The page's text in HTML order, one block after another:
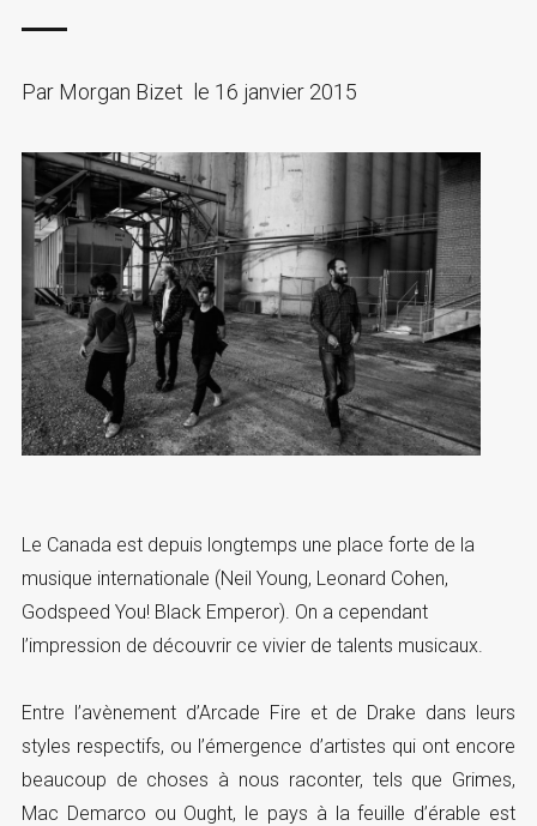
ParMorgan Bizet le 16 janvier 2015
Le Canada est depuis longtemps une place forte de la
musique internationale (Neil Young, Leonard Cohen,
Godspeed You! Black Emperor). On a cependant
l’impression de découvrir ce vivier de talents musicaux.
Entre l’avènement d’Arcade Fire et de Drake dans leurs
styles respectifs, ou l’émergence d’artistes qui ont encore
beaucoup de choses à nous raconter, tels que Grimes,
Mac Demarco ou Ought, le pays à la feuille d’érable est